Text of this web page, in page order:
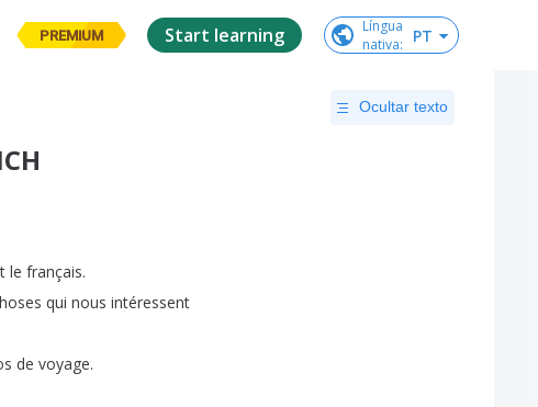
PREMIUM Start learning
Língua
nativa: PT
Ocultar texto
le français.
qui nous intéressent
de voyage.